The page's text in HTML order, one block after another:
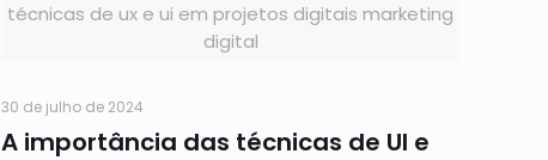
técnicas de ux e ui em projetos digitais marketing
digital
30 de julho de 2024
A importância das técnicas de UI e